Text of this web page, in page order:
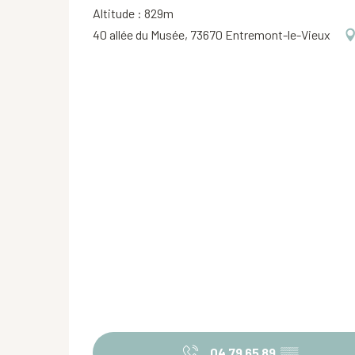
Altitude : 829m
40 allée du Musée, 73670 Entremont-le-Vieux